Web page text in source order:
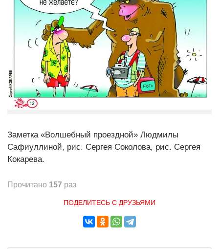
Заметка «Волшебный проездной» Людмилы
Сафиуллиной, рис. Сергея Соколова, рис. Сергея
Кокарева.
Прочитано 157 раз
ПОДЕЛИТЕСЬ С ДРУЗЬЯМИ